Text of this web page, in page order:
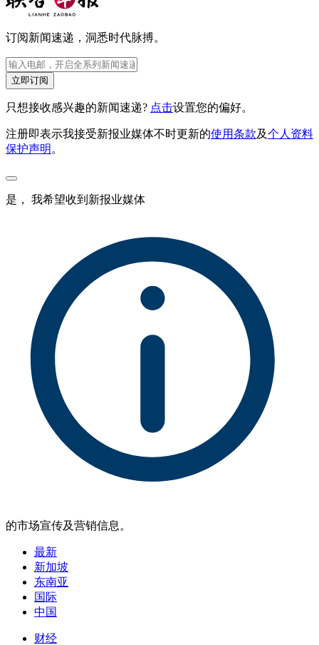
订阅新闻速递，洞悉时代脉搏。
立即订阅
只想接收感兴趣的新闻速递? 点击设置您的偏好。
注册即表示我接受新报业媒体不时更新的使用条款及个人资料
保护声明 。
是， 我希望收到新报业媒体
的市场宣传及营销信息。
最新
新加坡
东南亚
国际
中国
财经